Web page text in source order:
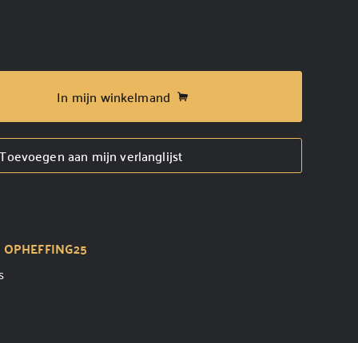
In mijn winkelmand
Toevoegen aan mijn verlanglijst
OPHEFFING25